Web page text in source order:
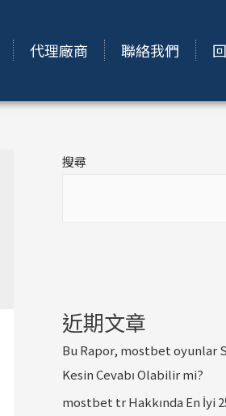
代理廠商 聯絡我們
搜尋
近期文章
Bu Rapor, mostbet oyunlar
Kesin Cevabı Olabilir mi?
mostbet tr Hakkında En İyi